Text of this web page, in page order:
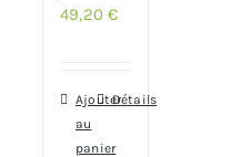
49,20€
Ajouter
au
panier
Détails